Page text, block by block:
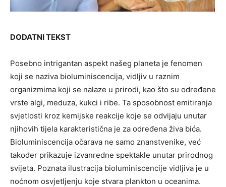
DODATNI TEKST
Posebno intrigantan aspekt našeg planeta je fenomen
koji se naziva bioluminiscencija, vidljiv u raznim
organizmima koji se nalaze u prirodi, kao što su određene
vrste algi, meduza, kukci i ribe. Ta sposobnost emitiranja
svjetlosti kroz kemijske reakcije koje se odvijaju unutar
njihovih tijela karakteristična je za određena živa bića.
Bioluminiscencija očarava ne samo znanstvenike, već
također prikazuje izvanredne spektakle unutar prirodnog
svijeta. Poznata ilustracija bioluminiscencije vidljiva je u
noćnom osvjetljenju koje stvara plankton u oceanima.